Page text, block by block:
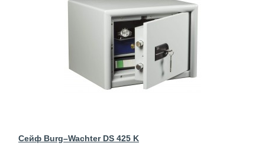
Сейф Burg–Wachter DS 425 K